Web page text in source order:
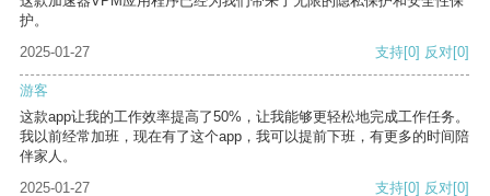
护。
2025-01-27
支持[0] 反对[0]
游客
这款app让我的工作效率提高了50%，让我能够更轻松地完成工作任务。
我以前经常加班，现在有了这个app，我可以提前下班，有更多的时间陪
伴家人。
2025-01-27
支持[0] 反对[0]